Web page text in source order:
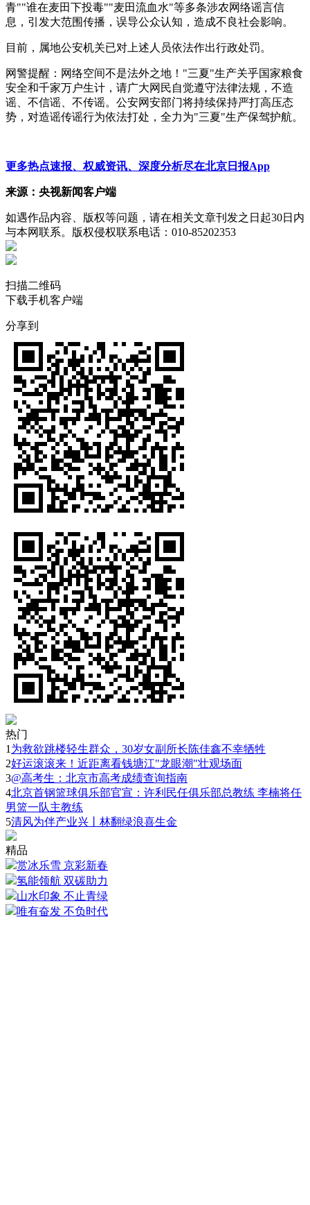
青""谁在麦田下投毒""麦田流血水"等多条涉农网络谣言信
息，引发大范围传播，误导公众认知，造成不良社会影响。
目前，属地公安机关已对上述人员依法作出行政处罚。
网警提醒：网络空间不是法外之地！"三夏"生产关乎国家粮食
安全和千家万户生计，请广大网民自觉遵守法律法规，不造
谣、不信谣、不传谣。公安网安部门将持续保持严打高压态
势，对造谣传谣行为依法打处，全力为"三夏"生产保驾护航。
更多热点速报、权威资讯、深度分析尽在北京日报App
来源：央视新闻客户端
如遇作品内容、版权等问题，请在相关文章刊发之日起30日内
与本网联系。版权侵权联系电话：010-85202353
扫描二维码
下载手机客户端
分享到
热门
1 为救欲跳楼轻生群众，30岁女副所长陈佳鑫不幸牺牲
2好运滚滚来！近距离看钱塘江"龙眼潮"壮观场面
3@高考生：北京市高考成绩查询指南
4北京首钢篮球俱乐部官宣：许利民任俱乐部总教练 李楠将任
男篮一队主教练
5清风为伴产业兴丨林翻绿浪喜生金
精品
赏冰乐雪 京彩新春
氢能领航 双碳助力
山水印象 不止青绿
唯有奋发 不负时代